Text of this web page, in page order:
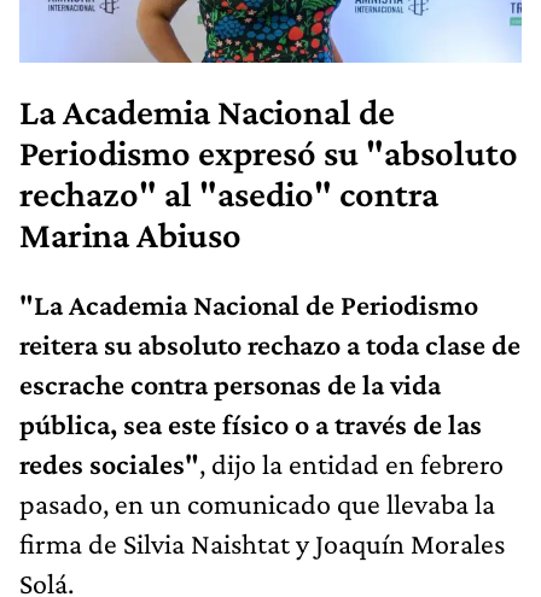
La Academia Nacional de
Periodismo expresó su "absoluto
rechazo" al "asedio" contra
Marina Abiuso
"La Academia Nacional de Periodismo
reitera su absoluto rechazo a toda clase de
escrache contra personas de la vida
pública, sea este físico o a través de las
redes sociales", dijo la entidad en febrero
pasado, en un comunicado que llevaba la
firma de Silvia Naishtat y Joaquín Morales
Solá.